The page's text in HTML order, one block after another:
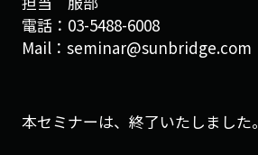
電話：03-5488-6008
Mail：seminar@sunbridge.com
本セミナーは、終了いたしました。